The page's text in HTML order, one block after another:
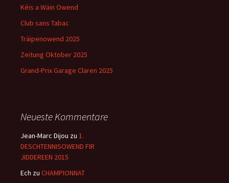
Kéis a Wäin Owend
Club sans Tabac
Träipenowend 2025
Zeitung Oktober 2025
Grand-Prix Garage Claren 2025
Neueste Kommentare
Jean-Marc Dijou zu 1.
DESCHTENNISOWEND FIR
JIDDEREEN 2015
Ech zu CHAMPIONNAT